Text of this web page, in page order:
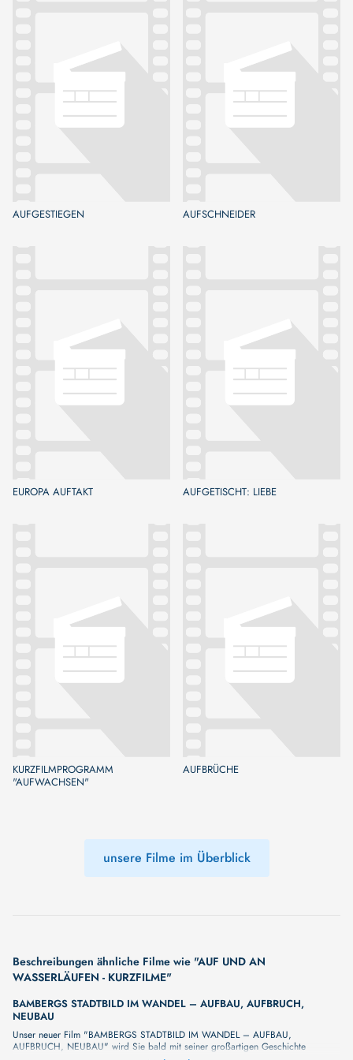
AUFGESTIEGEN AUFSCHNEIDER
EUROPA AUFTAKT AUFGETISCHT: LIEBE
KURZFILMPROGRAMM
"AUFWACHSEN"
AUFBRÜCHE
unsere Filme im Überblick
Beschreibungen ähnliche Filme wie "AUF UND AN
WASSERLÄUFEN - KURZFILME"
BAMBERGS STADTBILD IM WANDEL – AUFBAU, AUFBRUCH,
NEUBAU
Unser neuer Film "BAMBERGS STADTBILD IM WANDEL – AUFBAU,
AUFBRUCH, NEUBAU" wird Sie bald mit seiner großartigen Geschichte